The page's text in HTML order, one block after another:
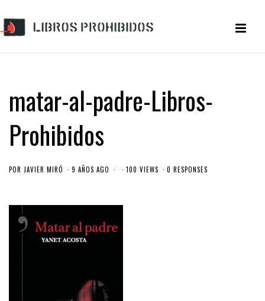
matar-al-padre-Libros-
Prohibidos
POR JAVIER MIRÓ 9 AÑOS AGO 100 VIEWS 0 RESPONSES